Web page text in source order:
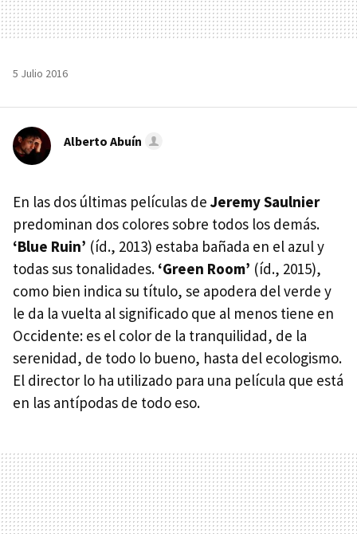
5 Julio 2016
Alberto Abuín
En las dos últimas películas de Jeremy Saulnier
predominan dos colores sobre todos los demás.
‘Blue Ruin’ (íd., 2013) estaba bañada en el azul y
todas sus tonalidades. ‘Green Room’ (íd., 2015),
como bien indica su título, se apodera del verde y
le da la vuelta al significado que al menos tiene en
Occidente: es el color de la tranquilidad, de la
serenidad, de todo lo bueno, hasta del ecologismo.
El director lo ha utilizado para una película que está
en las antípodas de todo eso.